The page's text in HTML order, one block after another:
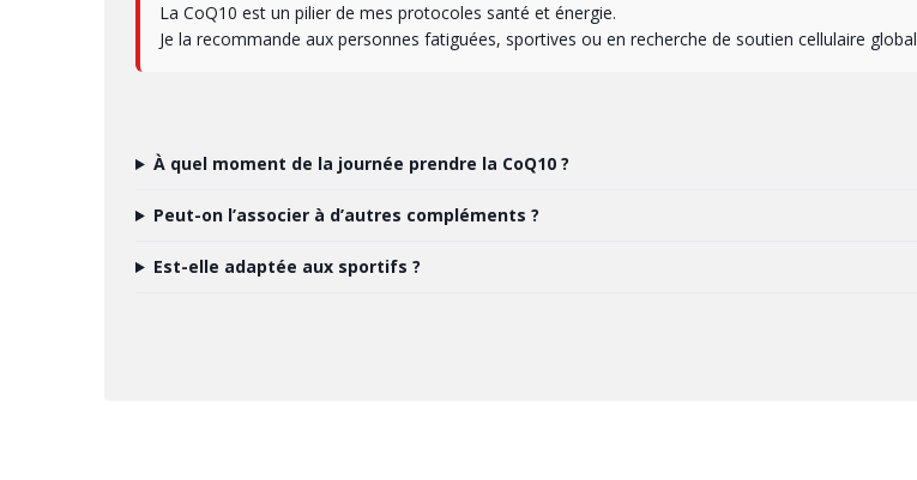
La CoQ10 est un pilier de mes protocoles santé et énergie.
Je la recommande aux personnes fatiguées, sportives ou en recherche de soutien cellulaire
À quel moment de la journée prendre la CoQ10 ?
Peut-on l’associer à d’autres compléments ?
Est-elle adaptée aux sportifs ?